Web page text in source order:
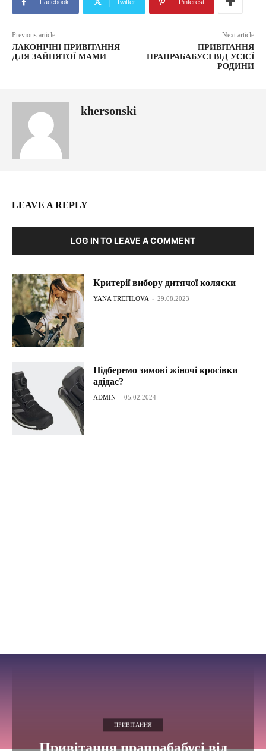
Facebook Twitter Pinterest
Previous article
ЛАКОНІЧНІ ПРИВІТАННЯ
ДЛЯ ЗАЙНЯТОЇ МАМИ
Next article
ПРИВІТАННЯ
ПРАПРАБАБУСІ ВІД УСІЄЇ
РОДИНИ
khersonski
LEAVE A REPLY
LOG IN TO LEAVE A COMMENT
Критерії вибору дитячої коляски
YANA TREFILOVA - 29.08.2023
Підберемо зимові жіночі кросівки
адідас?
ADMIN - 05.02.2024